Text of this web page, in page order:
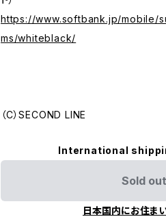
https://www.softbank.jp/mobile/
ms/whiteblack/
（C）SECOND LINE
International
Sold out
日本国内にお住ま